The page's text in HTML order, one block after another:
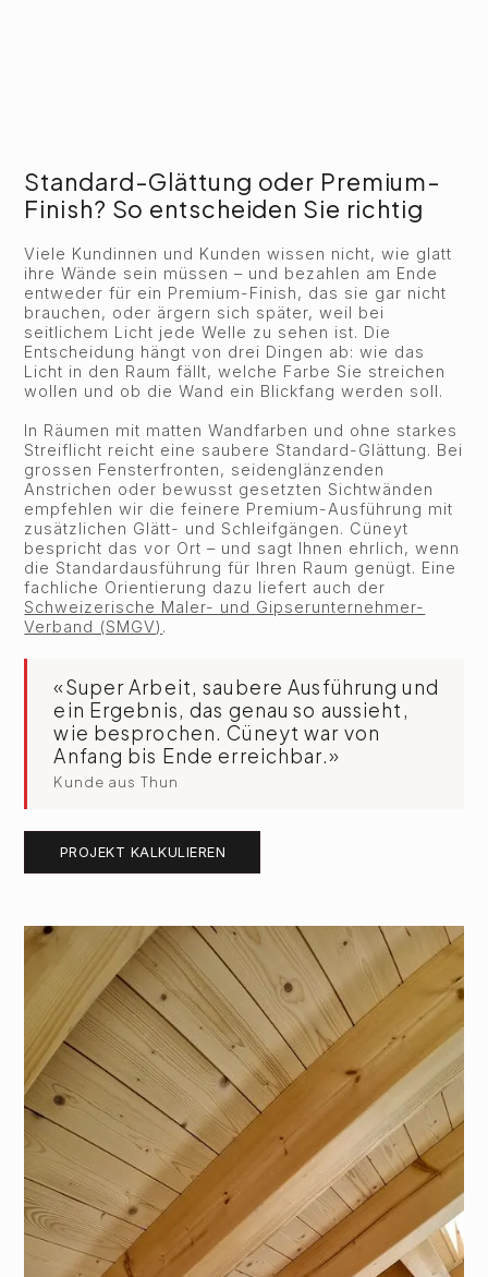
Standard-Glättung oder Premium-
Finish? So entscheiden Sie richtig
Viele Kundinnen und Kunden wissen nicht, wie glatt
ihre Wände sein müssen – und bezahlen am Ende
entweder für ein Premium-Finish, das sie gar nicht
brauchen, oder ärgern sich später, weil bei
seitlichem Licht jede Welle zu sehen ist. Die
Entscheidung hängt von drei Dingen ab: wie das
Licht in den Raum fällt, welche Farbe Sie streichen
wollen und ob die Wand ein Blickfang werden soll.
In Räumen mit matten Wandfarben und ohne starkes
Streiflicht reicht eine saubere Standard-Glättung. Bei
grossen Fensterfronten, seidenglänzenden
Anstrichen oder bewusst gesetzten Sichtwänden
empfehlen wir die feinere Premium-Ausführung mit
zusätzlichen Glätt- und Schleifgängen. Cüneyt
bespricht das vor Ort – und sagt Ihnen ehrlich, wenn
die Standardausführung für Ihren Raum genügt. Eine
fachliche Orientierung dazu liefert auch der
Schweizerische Maler- und Gipserunternehmer-
Verband (SMGV) .
«Super Arbeit, saubere Ausführung und
ein Ergebnis, das genau so aussieht,
wie besprochen. Cüneyt war von
Anfang bis Ende erreichbar.»
Kunde aus Thun
PROJEKT KALKULIEREN